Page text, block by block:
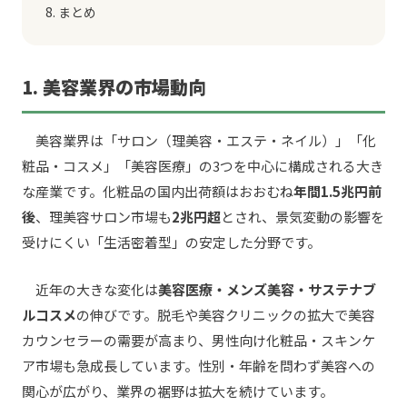
8. まとめ
1. 美容業界の市場動向
美容業界は「サロン（理美容・エステ・ネイル）」「化
粧品・コスメ」「美容医療」の3つを中心に構成される大き
な産業です。化粧品の国内出荷額はおおむね年間1.5兆円前
後、理美容サロン市場も2兆円超とされ、景気変動の影響を
受けにくい「生活密着型」の安定した分野です。
近年の大きな変化は美容医療・メンズ美容・サステナブ
ルコスメの伸びです。脱毛や美容クリニックの拡大で美容
カウンセラーの需要が高まり、男性向け化粧品・スキンケ
ア市場も急成長しています。性別・年齢を問わず美容への
関心が広がり、業界の裾野は拡大を続けています。